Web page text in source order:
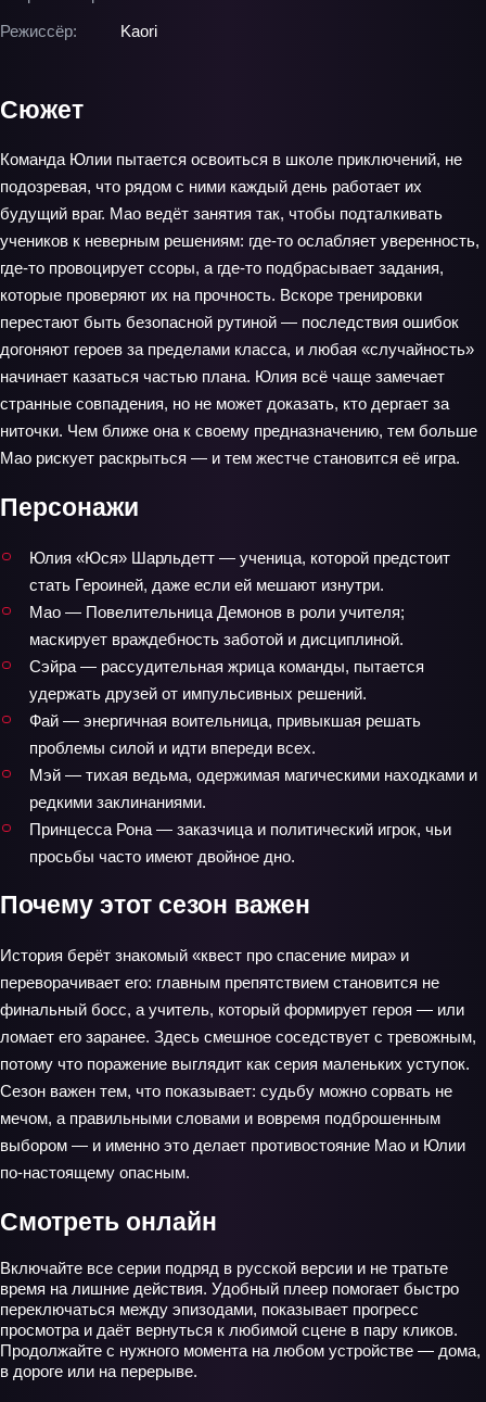
Режиссёр:
Kaori
Сюжет
Команда Юлии пытается освоиться в школе приключений, не
подозревая, что рядом с ними каждый день работает их
будущий враг. Мао ведёт занятия так, чтобы подталкивать
учеников к неверным решениям: где-то ослабляет уверенность,
где-то провоцирует ссоры, а где-то подбрасывает задания,
которые проверяют их на прочность. Вскоре тренировки
перестают быть безопасной рутиной — последствия ошибок
догоняют героев за пределами класса, и любая «случайность»
начинает казаться частью плана. Юлия всё чаще замечает
странные совпадения, но не может доказать, кто дергает за
ниточки. Чем ближе она к своему предназначению, тем больше
Мао рискует раскрыться — и тем жестче становится её игра.
Персонажи
Юлия «Юся» Шарльдетт — ученица, которой предстоит
стать Героиней, даже если ей мешают изнутри.
Мао — Повелительница Демонов в роли учителя;
маскирует враждебность заботой и дисциплиной.
Сэйра — рассудительная жрица команды, пытается
удержать друзей от импульсивных решений.
Фай — энергичная воительница, привыкшая решать
проблемы силой и идти впереди всех.
Мэй — тихая ведьма, одержимая магическими находками и
редкими заклинаниями.
Принцесса Рона — заказчица и политический игрок, чьи
просьбы часто имеют двойное дно.
Почему этот сезон важен
История берёт знакомый «квест про спасение мира» и
переворачивает его: главным препятствием становится не
финальный босс, а учитель, который формирует героя — или
ломает его заранее. Здесь смешное соседствует с тревожным,
потому что поражение выглядит как серия маленьких уступок.
Сезон важен тем, что показывает: судьбу можно сорвать не
мечом, а правильными словами и вовремя подброшенным
выбором — и именно это делает противостояние Мао и Юлии
по‑настоящему опасным.
Смотреть онлайн
Включайте все серии подряд в русской версии и не тратьте
время на лишние действия. Удобный плеер помогает быстро
переключаться между эпизодами, показывает прогресс
просмотра и даёт вернуться к любимой сцене в пару кликов.
Продолжайте с нужного момента на любом устройстве — дома,
в дороге или на перерыве.